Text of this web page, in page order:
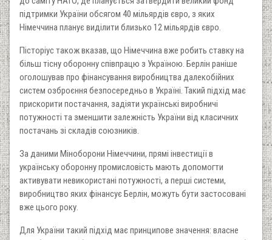
підтримки України обсягом 40 мільярдів євро, з яких
Німеччина планує виділити близько 12 мільярдів євро.
Пісторіус також вказав, що Німеччина вже робить ставку на
більш тісну оборонну співпрацю з Україною. Берлін раніше
оголошував про фінансування виробництва далекобійних
систем озброєння безпосередньо в Україні. Такий підхід має
прискорити постачання, задіяти українські виробничі
потужності та зменшити залежність України від класичних
постачань зі складів союзників.
За даними Міноборони Німеччини, прямі інвестиції в
українську оборонну промисловість мають допомогти
активувати невикористані потужності, а перші системи,
виробництво яких фінансує Берлін, можуть бути застосовані
вже цього року.
Для України такий підхід має принципове значення: власне